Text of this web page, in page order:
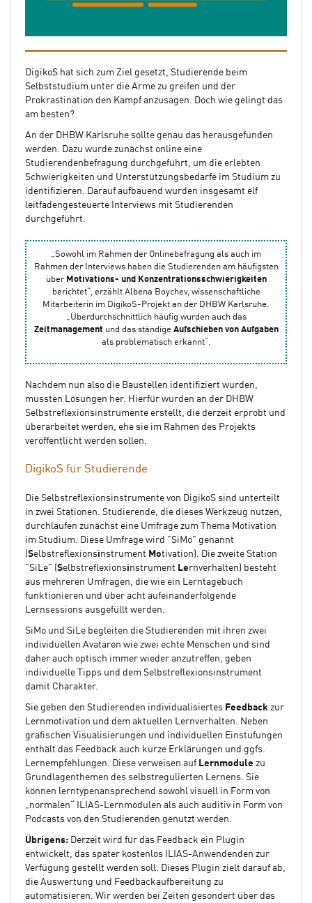
DigikoS hat sich zum Ziel gesetzt, Studierende beim
Selbststudium unter die Arme zu greifen und der
Prokrastination den Kampf anzusagen. Doch wie gelingt das
am besten?
An der DHBW Karlsruhe sollte genau das herausgefunden
werden. Dazu wurde zunächst online eine
Studierendenbefragung durchgeführt, um die erlebten
Schwierigkeiten und Unterstützungsbedarfe im Studium zu
identifizieren. Darauf aufbauend wurden insgesamt elf
leitfadengesteuerte Interviews mit Studierenden
durchgeführt.
„Sowohl im Rahmen der Onlinebefragung als auch im
Rahmen der Interviews haben die Studierenden am häufigsten
über Motivations- und Konzentrationsschwierigkeiten
berichtet“, erzählt Albena Boychev, wissenschaftliche
Mitarbeiterin im DigikoS-Projekt an der DHBW Karlsruhe.
„Überdurchschnittlich häufig wurden auch das
Zeitmanagement und das ständige Aufschieben von Aufgaben
als problematisch erkannt“.
Nachdem nun also die Baustellen identifiziert wurden,
mussten Lösungen her. Hierfür wurden an der DHBW
Selbstreflexionsinstrumente erstellt, die derzeit erprobt und
überarbeitet werden, ehe sie im Rahmen des Projekts
veröffentlicht werden sollen.
DigikoS für Studierende
Die Selbstreflexionsinstrumente von DigikoS sind unterteilt
in zwei Stationen. Studierende, die dieses Werkzeug nutzen,
durchlaufen zunächst eine Umfrage zum Thema Motivation
im Studium. Diese Umfrage wird "SiMo" genannt
(Selbstreflexionsinstrument Motivation). Die zweite Station
"SiLe" (Selbstreflexionsinstrument Lernverhalten) besteht
aus mehreren Umfragen, die wie ein Lerntagebuch
funktionieren und über acht aufeinanderfolgende
Lernsessions ausgefüllt werden.
SiMo und SiLe begleiten die Studierenden mit ihren zwei
individuellen Avataren wie zwei echte Menschen und sind
daher auch optisch immer wieder anzutreffen, geben
individuelle Tipps und dem Selbstreflexionsinstrument
damit Charakter.
Sie geben den Studierenden individualisiertes Feedback zur
Lernmotivation und dem aktuellen Lernverhalten. Neben
grafischen Visualisierungen und individuellen Einstufungen
enthält das Feedback auch kurze Erklärungen und ggfs.
Lernempfehlungen. Diese verweisen auf Lernmodule zu
Grundlagenthemen des selbstregulierten Lernens. Sie
können lerntypenansprechend sowohl visuell in Form von
„normalen“ ILIAS-Lernmodulen als auch auditiv in Form von
Podcasts von den Studierenden genutzt werden.
Übrigens: Derzeit wird für das Feedback ein Plugin
entwickelt, das später kostenlos ILIAS-Anwendenden zur
Verfügung gestellt werden soll. Dieses Plugin zielt darauf ab,
die Auswertung und Feedbackaufbereitung zu
automatisieren. Wir werden bei Zeiten gesondert über das